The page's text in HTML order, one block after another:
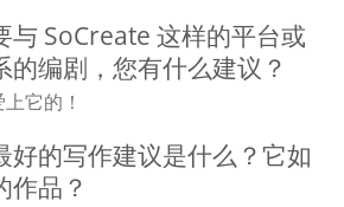
与 SoCreate 这样的平台或
的编剧，您有什么建议？
它的！
好的写作建议是什么？它如
作品？